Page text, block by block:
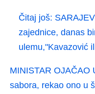
Čitaj još:
zajednice, danas
ulemu,"Kavazović
MINISTAR OJAČAO
sabora, rekao ono u